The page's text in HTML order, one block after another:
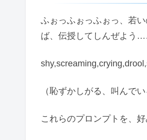
ふぉっふぉっふぉっ、若
ば、伝授してしんぜよう
（恥ずかしがる、叫んで
これらのプロンプトを、